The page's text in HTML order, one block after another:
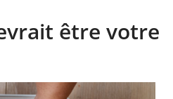
être votre